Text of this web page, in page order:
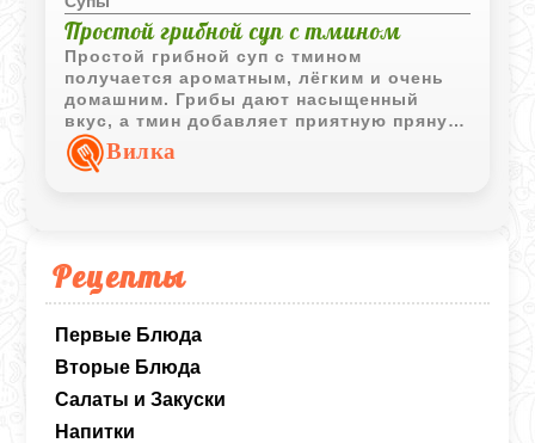
Рецепты
Первые Блюда
Вторые Блюда
Салаты и Закуски
Напитки
Простой грибной суп с тмином
Простой грибной суп с тмином
получается ароматным, лёгким и очень
домашним. Грибы дают насыщенный
вкус, а тмин добавляет приятную пряную
нотку.Вилка